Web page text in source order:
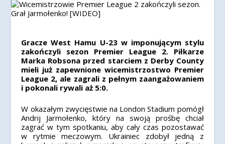
Gracze West Hamu U-23 w imponującym stylu
zakończyli sezon Premier League 2. Piłkarze
Marka Robsona przed starciem z Derby County
mieli już zapewnione wicemistrzostwo Premier
League 2, ale zagrali z pełnym zaangażowaniem
i pokonali rywali aż 5:0.
W okazałym zwycięstwie na London Stadium pomógł
Andrij Jarmołenko, który na swoją prośbę chciał
zagrać w tym spotkaniu, aby cały czas pozostawać
w rytmie meczowym. Ukrainiec zdobył jedną z